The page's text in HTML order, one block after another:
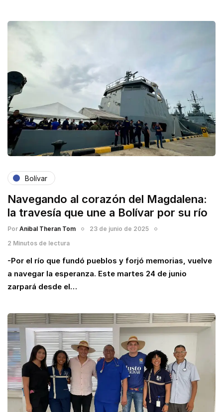
Bolívar
Navegando al corazón del Magdalena:
la travesía que une a Bolívar por su río
Por Anibal Theran Tom
23 de junio de 2025
2 Minutos de lectura
-Por el río que fundó pueblos y forjó memorias, vuelve
a navegar la esperanza. Este martes 24 de junio
zarpará desde el…